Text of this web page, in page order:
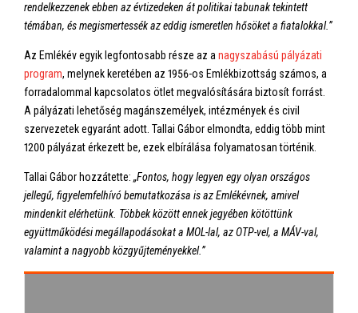
rendelkezzenek ebben az évtizedeken át politikai tabunak tekintett
témában, és megismertessék az eddig ismeretlen hősöket a fiatalokkal.”
Az Emlékév egyik legfontosabb része az a nagyszabású pályázati
program, melynek keretében az 1956-os Emlékbizottság számos, a
forradalommal kapcsolatos ötlet megvalósítására biztosít forrást.
A pályázati lehetőség magánszemélyek, intézmények és civil
szervezetek egyaránt adott. Tallai Gábor elmondta, eddig több mint
1200 pályázat érkezett be, ezek elbírálása folyamatosan történik.
Tallai Gábor hozzátette: „Fontos, hogy legyen egy olyan országos
jellegű, figyelemfelhívó bemutatkozása is az Emlékévnek, amivel
mindenkit elérhetünk. Többek között ennek jegyében kötöttünk
együttműködési megállapodásokat a MOL-lal, az OTP-vel, a MÁV-val,
valamint a nagyobb közgyűjteményekkel.”